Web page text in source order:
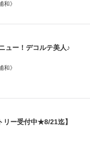
和》
ュー！デコルテ美人♪
和》
リー受付中★8/21迄】